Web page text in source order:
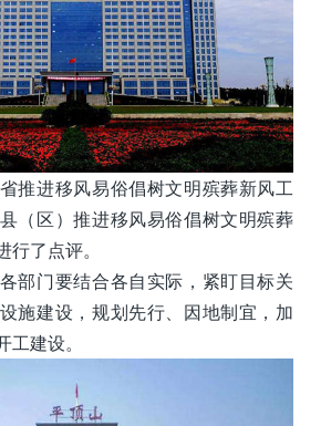
推进移风易俗倡树文明殡葬新风工
（区）推进移风易俗倡树文明殡葬
行了点评。
部门要结合各自实际，紧盯目标关
施建设，规划先行、因地制宜，加
建设。